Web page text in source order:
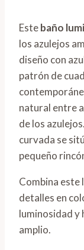
Estebaño
los azulejos
diseño con
patrón de
natural entre
de los
curvada se
pequeño
Combina este
detalles en
luminosidad y
amplio.